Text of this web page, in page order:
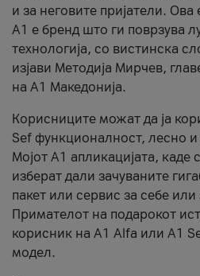
и за неговите пријатели.
А1 е бренд што ги поврзува
технологија, со вистинска
изјави Методија Мирчев,
на А1 Македонија.
Корисниците можат да ја
Sef функционалност, лесно
Мојот А1 апликацијата, каде
изберат дали зачуваните
пакет или сервис за себе или
Примателот на подарокот
корисник на А1 Alfa или A1
модел.